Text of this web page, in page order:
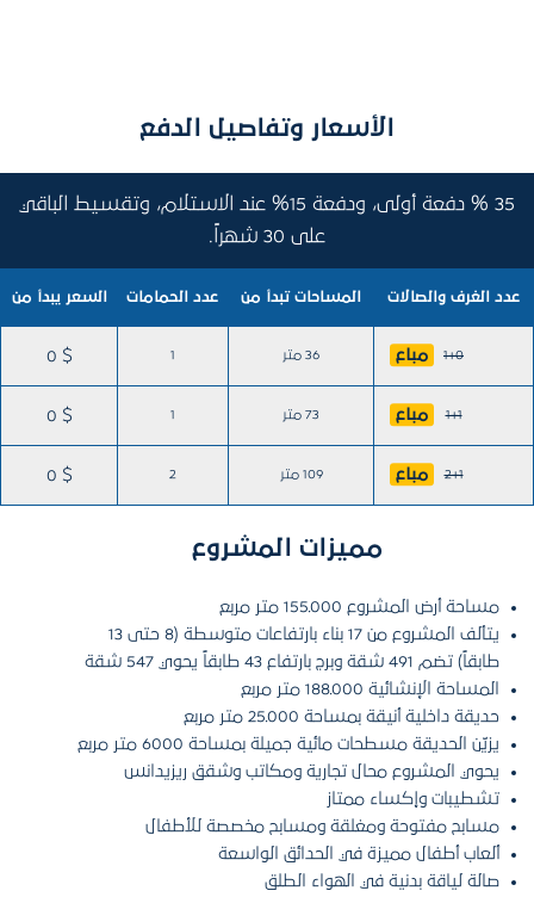
الأسعار وتفاصيل الدفع
35 % دفعة أولى، ودفعة 15% عند الاستلام، وتقسيط الباقي
على 30 شهراً.
عدد الغرف والصالات المساحات تبدأ من عدد الحمامات السعر يبدأ من
مباع 1+0 36 متر 1
0 $
مباع 1+1 73 متر 1
0 $
مباع 2+1 109 متر 2
0 $
مميزات المشروع
مساحة أرض المشروع 155.000 متر مربع
يتألف المشروع من 17 بناء بارتفاعات متوسطة (8 حتى 13
طابقاً) تضم 491 شقة وبرج بارتفاع 43 طابقاً يحوي 547 شقة
المساحة الإنشائية 188.000 متر مربع
حديقة داخلية أنيقة بمساحة 25.000 متر مربع
يزيّن الحديقة مسطحات مائية جميلة بمساحة 6000 متر مربع
يحوي المشروع محال تجارية ومكاتب وشقق ريزيدانس
تشطيبات وإكساء ممتاز
مسابح مفتوحة ومغلقة ومسابح مخصصة للأطفال
ألعاب أطفال مميزة في الحدائق الواسعة
صالة لياقة بدنية في الهواء الطلق